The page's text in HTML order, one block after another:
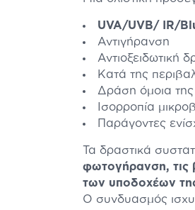
UVA/UVB/ IR/
Αντιγήρανση
Αντιοξειδωτική
Κατά της
Δράση όμοια της
Ισορροπία
Παράγοντες
Τα δραστικά
φωτογήρανση, τις
των υποδοχέων
Ο συνδυασμός